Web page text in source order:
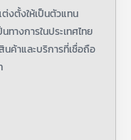
งตั้งให้เป็นตัวแทน
ทางการในประเทศไทย
ค้าและบริการที่เชื่อถือ